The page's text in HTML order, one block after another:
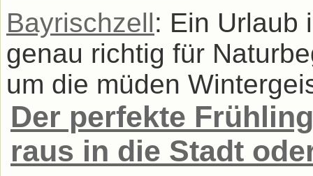
Bayrischzell: Ein Urlaub
genau richtig für
um die müden
Der perfekte
raus in die Stadt